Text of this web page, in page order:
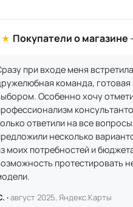
Покупатели о магазине
при входе меня встретила
команда, готовая
Особенно хочу
ответили на все
несколько
моих потребностей и
протестировать
·август 2025, Яндекс.Карты